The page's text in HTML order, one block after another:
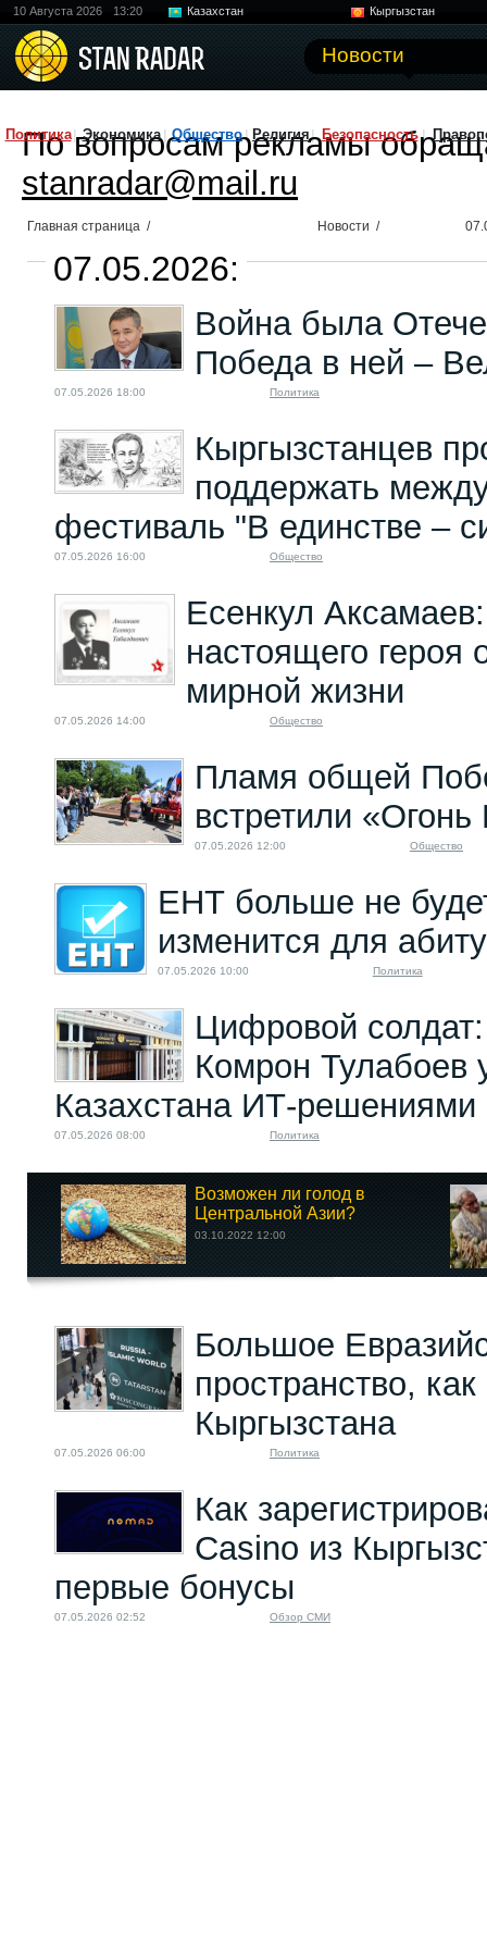
10 Августа 2026 13:20 Казахстан
Кыргызстан
Новости
Политика Экономика Общество Религия Безопасность
По вопросам рекламы
stanradar@mail.ru
Главная страница / Новости /
07.05.2026:
Война была
Победа в ней –
07.05.2026 18:00 Политика
Кыргызстанцев
поддержать
фестиваль "В единстве –
07.05.2026 16:00 Общество
Есенкул
настоящего героя
мирной жизни
07.05.2026 14:00 Общество
Пламя общей
встретили
07.05.2026 12:00 Общество
ЕНТ больше не
изменится для
07.05.2026 10:00 Политика
Цифровой
Комрон Тулабоев
Казахстана ИТ-решениями
07.05.2026 08:00 Политика
Возможен ли голод в
Центральной Азии?
03.10.2022 12:00
Большое
пространство,
Кыргызстана
07.05.2026 06:00 Политика
Как
Casino из
первые бонусы
07.05.2026 02:52 Обзор СМИ